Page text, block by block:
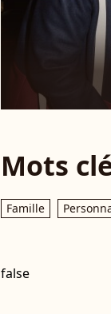
Mots
Famille
false